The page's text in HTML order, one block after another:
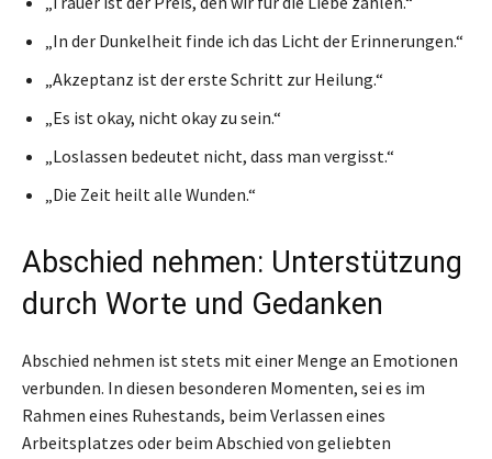
„In der Dunkelheit finde ich das Licht der Erinnerungen.“
„Akzeptanz ist der erste Schritt zur Heilung.“
„Es ist okay, nicht okay zu sein.“
„Loslassen bedeutet nicht, dass man vergisst.“
„Die Zeit heilt alle Wunden.“
Abschied nehmen: Unterstützung
durch Worte und Gedanken
Abschied nehmen ist stets mit einer Menge an Emotionen
verbunden. In diesen besonderen Momenten, sei es im
Rahmen eines Ruhestands, beim Verlassen eines
Arbeitsplatzes oder beim Abschied von geliebten